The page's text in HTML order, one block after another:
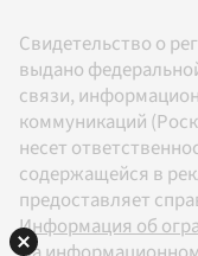
Свидетельство о
выдано
связи,
коммуникаций
несет
содержащейся в
предоставляет
Информация об